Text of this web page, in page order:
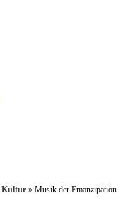
Kultur » Musik der Emanzipation